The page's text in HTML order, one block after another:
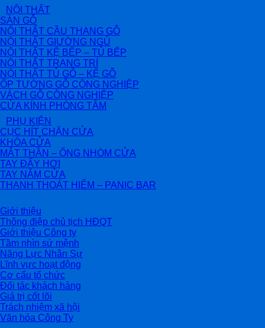
NỘI THẤT
SÀN GỖ
NỘI THẤT CẦU THANG GỖ
NỘI THẤT GIƯỜNG NGỦ
NỘI THẤT KỆ BẾP – TỦ BẾP
NỘI THẤT TRANG TRÍ
NỘI THẤT TỦ GỖ – KỆ GỖ
ỐP TƯỜNG GỖ CÔNG NGHIỆP
VÁCH GỖ CÔNG NGHIỆP
CỬA KÍNH PHÒNG TẮM
PHỤ KIỆN
CỤC HÍT CHẶN CỬA
KHÓA CỬA
MẮT THẦN – ỐNG NHÒM CỬA
TAY ĐẨY HƠI
TAY NẮM CỬA
THANH THOÁT HIỂM – PANIC BAR
Giới thiệu
Thông điệp chủ tịch HĐQT
Giới thiệu Công ty
Tầm nhìn sứ mệnh
Năng Lực Nhân Sự
Lĩnh vực hoạt động
Cơ cấu tổ chức
Đối tác khách hàng
Giá trị cốt lõi
Trách nhiệm xã hội
Văn hóa Công Ty